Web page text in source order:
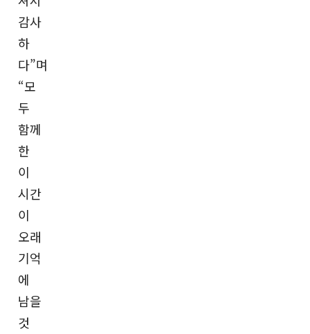
감사
하
다”며
“모
두
함께
한
이
시간
이
오래
기억
에
남을
것